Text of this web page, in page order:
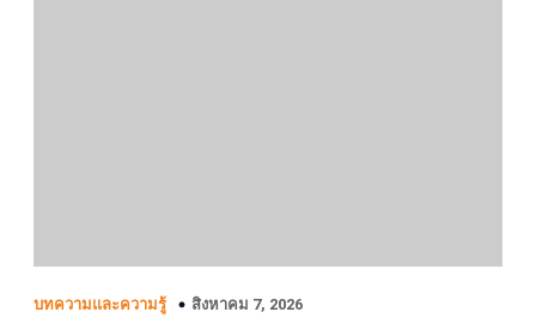
บทความและความรู้ สิงหาคม 7, 2026